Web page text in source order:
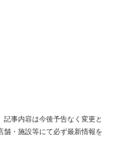
事内容は今後予告なく変更と
舗・施設等にて必ず最新情報を